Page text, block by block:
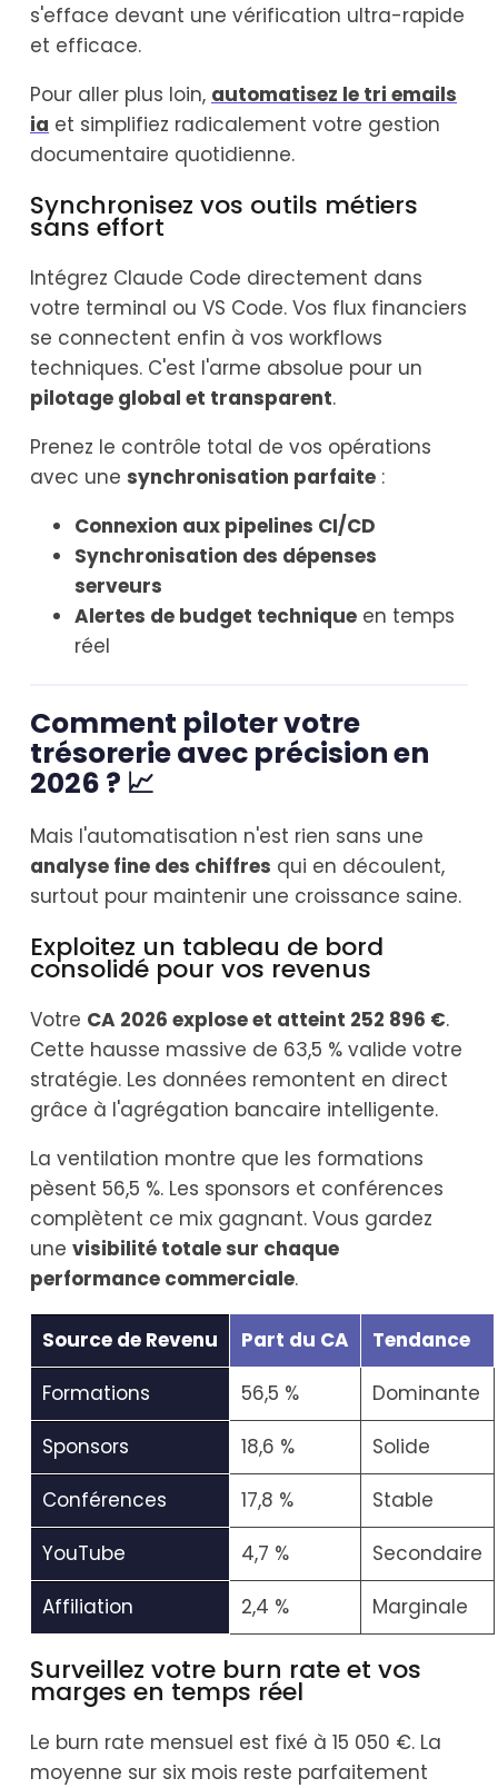
s'efface devant une vérification ultra-rapide
et efficace.
Pour aller plus loin, automatisez le tri emails
ia et simplifiez radicalement votre gestion
documentaire quotidienne.
Synchronisez vos outils métiers
sans effort
Intégrez Claude Code directement dans
votre terminal ou VS Code. Vos flux financiers
se connectent enfin à vos workflows
techniques. C'est l'arme absolue pour un
pilotage global et transparent.
Prenez le contrôle total de vos opérations
avec une synchronisation parfaite :
Connexion aux pipelines CI/CD
Synchronisation des dépenses
serveurs
Alertes de budget technique en temps
réel
Comment piloter votre
trésorerie avec précision en
2026 ? 📈
Mais l'automatisation n'est rien sans une
analyse fine des chiffres qui en découlent,
surtout pour maintenir une croissance saine.
Exploitez un tableau de bord
consolidé pour vos revenus
Votre CA 2026 explose et atteint 252 896 €.
Cette hausse massive de 63,5 % valide votre
stratégie. Les données remontent en direct
grâce à l'agrégation bancaire intelligente.
La ventilation montre que les formations
pèsent 56,5 %. Les sponsors et conférences
complètent ce mix gagnant. Vous gardez
une visibilité totale sur chaque
performance commerciale.
Source de Revenu Part du CA
Tendance
Formations
56,5 %
Dominante
Sponsors
18,6 %
Solide
Conférences
17,8 %
Stable
YouTube
4,7 %
Secondaire
Affiliation
2,4 % Marginale
Surveillez votre burn rate et vos
marges en temps réel
Le burn rate mensuel est fixé à 15 050 €. La
moyenne sur six mois reste parfaitement